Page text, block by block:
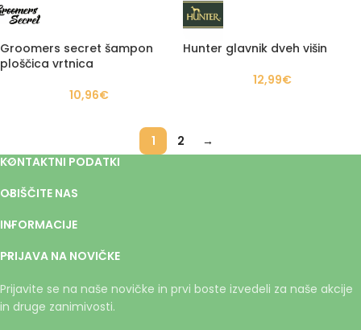
Groomers secret šampon
ploščica vrtnica
10,96€
Hunter glavnik dveh višin
12,99€
1 2
→
KONTAKTNI PODATKI
OBIŠČITE NAS
INFORMACIJE
PRIJAVA NA NOVIČKE
Prijavite se na naše novičke in prvi boste izvedeli za naše akcije
in druge zanimivosti.